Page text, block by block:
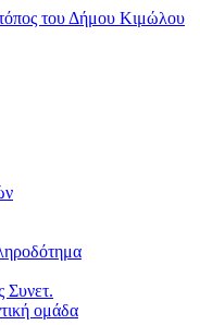
Συνετ.
ομάδα